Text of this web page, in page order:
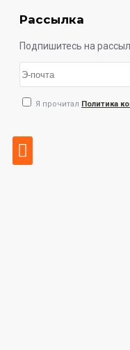
Рассылка
Подпишитесь на
Я прочитал Политика